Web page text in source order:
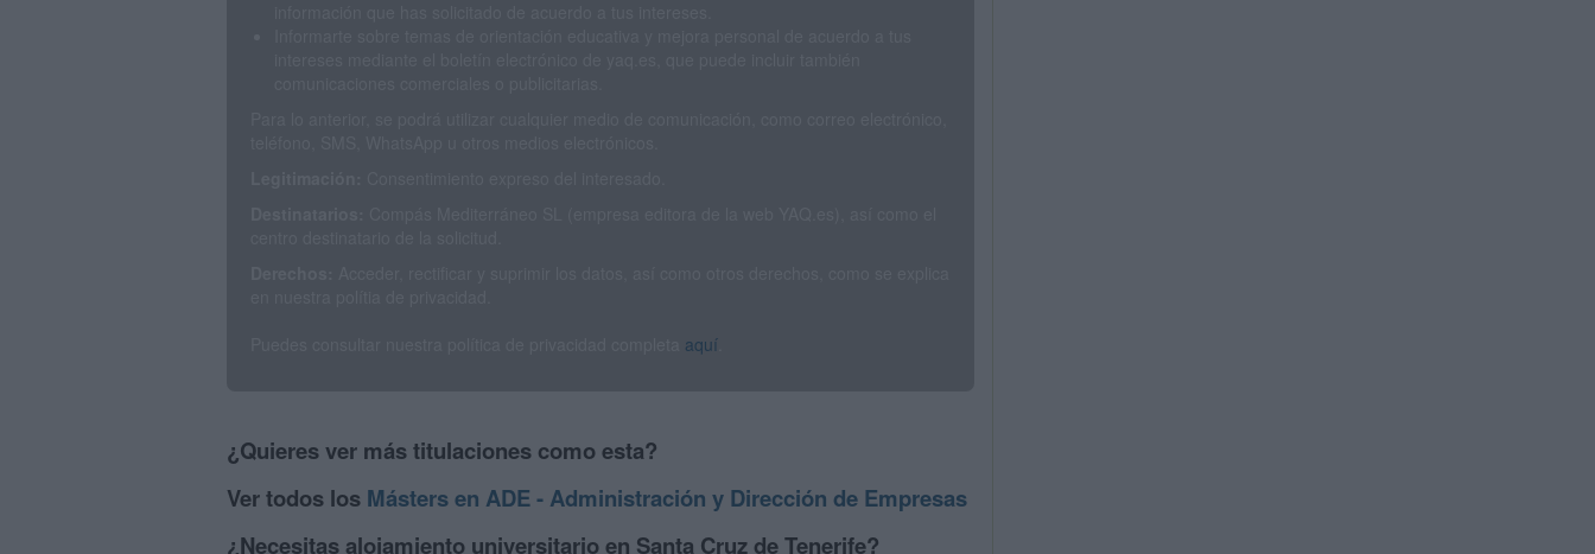
aquí
¿Quieres ver más titulaciones como esta?
Ver todos los Másters en ADE - Administración y Dirección de Empresas
¿Necesitas alojamiento universitario en Santa Cruz de Tenerife?